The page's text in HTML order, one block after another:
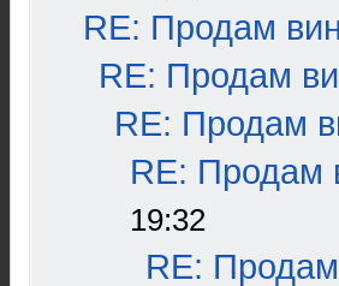
RE: Продам
RE: Продам
RE: Продам
RE: Продам
19:32
RE: